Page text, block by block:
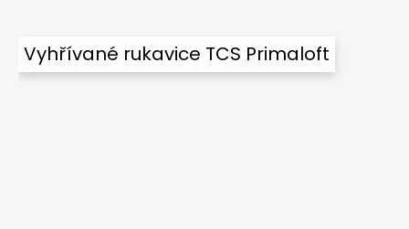
Vyhřívané rukavice TCS Primaloft